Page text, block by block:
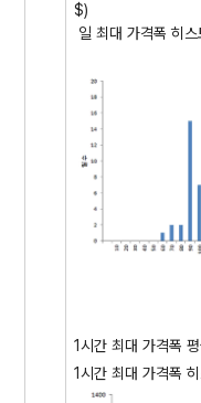
$)
일 최대 가격폭 히스
1시간 최대 가격폭
1시간 최대 가격폭